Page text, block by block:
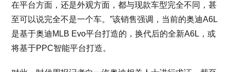
在平台方面，还是外观方面，都与现款车型完全不同，甚
至可以说完全不是一个车。”该销售强调，当前的奥迪A6L
是基于奥迪MLB Evo平台打造的，换代后的全新A6L，或
将基于PPC智能平台打造。